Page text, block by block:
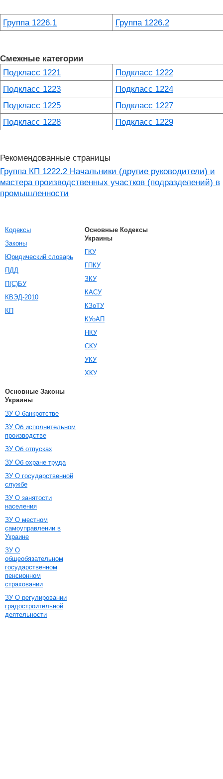
Группа 1226.1 Группа 1226.2
Смежные категории
Подкласс 1221
Подкласс 1222
Подкласс 1223
Подкласс 1224
Подкласс 1225
Подкласс 1227
Подкласс 1228
Подкласс 1229
Рекомендованные страницы
Группа КП 1222.2 Начальники (другие руководители) и
мастера производственных участков (подразделений) в
промышленности
Кодексы
Законы
Юридический словарь
ПДД
П(С)БУ
КВЭД-2010
КП
Основные Кодексы
Украины
ГКУ
ГПКУ
ЗКУ
КАСУ
КЗоТУ
КУоАП
НКУ
СКУ
УКУ
ХКУ
Основные Законы
Украины
ЗУ О банкротстве
ЗУ Об исполнительном
производстве
ЗУ Об отпусках
ЗУ Об охране труда
ЗУ О государственной
службе
ЗУ О занятости
населения
ЗУ О местном
самоуправлении в
Украине
ЗУ О
общеобязательном
государственном
пенсионном
страховании
ЗУ О регулировании
градостроительной
деятельности